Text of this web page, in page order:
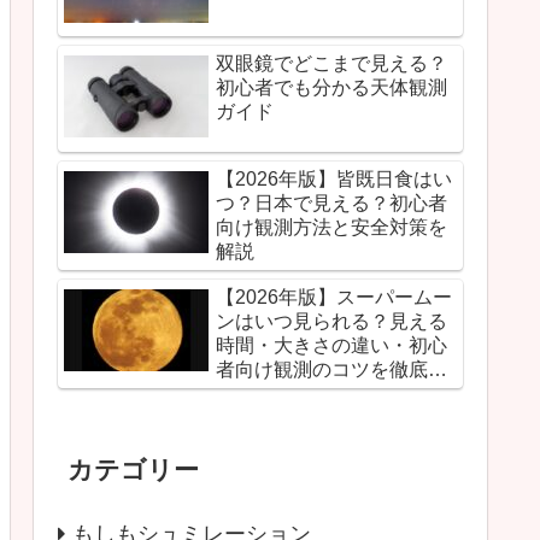
双眼鏡でどこまで見える？
初心者でも分かる天体観測
ガイド
【2026年版】皆既日食はい
つ？日本で見える？初心者
向け観測方法と安全対策を
解説
【2026年版】スーパームー
ンはいつ見られる？見える
時間・大きさの違い・初心
者向け観測のコツを徹底解
説
カテゴリー
もしもシュミレーション